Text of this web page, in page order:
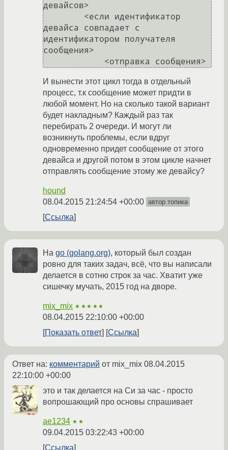
девайсов>
девайса совпадает с
идентификатором получателя
сообщения>
И вынести этот цикл тогда в отдельный
процесс, т.к сообщение может придти в
любой момент. Но на сколько такой вариант
будет накладным? Каждый раз так
перебирать 2 очереди. И могут ли
возникнуть проблемы, если вдруг
одновременно придет сообщение от этого
девайса и другой потом в этом цикле начнет
отправлять сообщение этому же девайсу?
hound
08.04.2015 21:24:54 +00:00 автор топика
Ссылка
На go (golang.org), который был создан
ровно для таких задач, всё, что вы написали
делается в сотню строк за час. Хватит уже
сишечку мучать, 2015 год на дворе.
mix_mix ★★★★★
08.04.2015 22:10:00 +00:00
Показать ответ
Ссылка
Ответ на: комментарий от mix_mix 08.04.2015
22:10:00 +00:00
это и так делается на Си за час - просто
вопрошающий про основы спрашивает
ae1234 ★★
09.04.2015 03:22:43 +00:00
Ссылка